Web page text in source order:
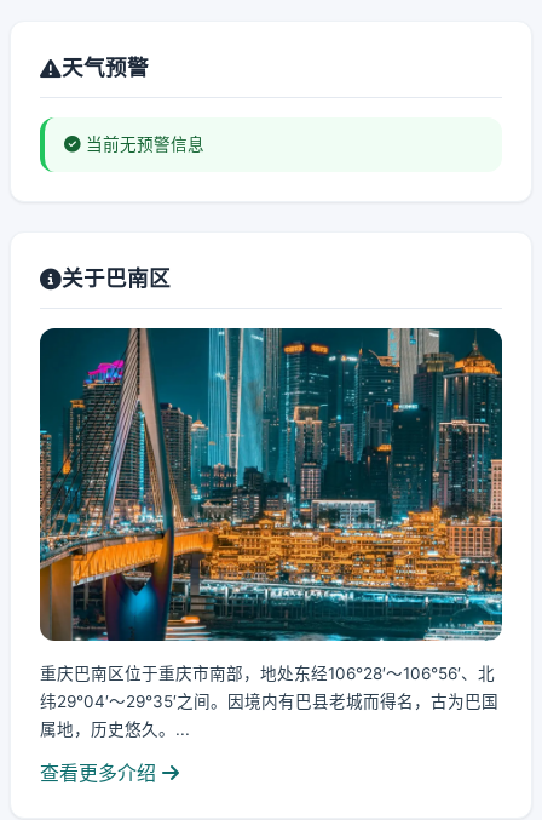
天气预警
当前无预警信息
关于巴南区
重庆巴南区位于重庆市南部，地处东经106°28′～106°56′、北
纬29°04′～29°35′之间。因境内有巴县老城而得名，古为巴国
属地，历史悠久。...
查看更多介绍